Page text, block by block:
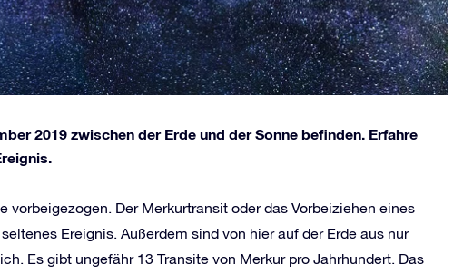
2019 zwischen der Erde und der Sonne befinden. Erfahre
vorbeigezogen. Der Merkurtransit oder das Vorbeiziehen eines
Ereignis. Außerdem sind von hier auf der Erde aus nur
Es gibt ungefähr 13 Transite von Merkur pro Jahrhundert. Das